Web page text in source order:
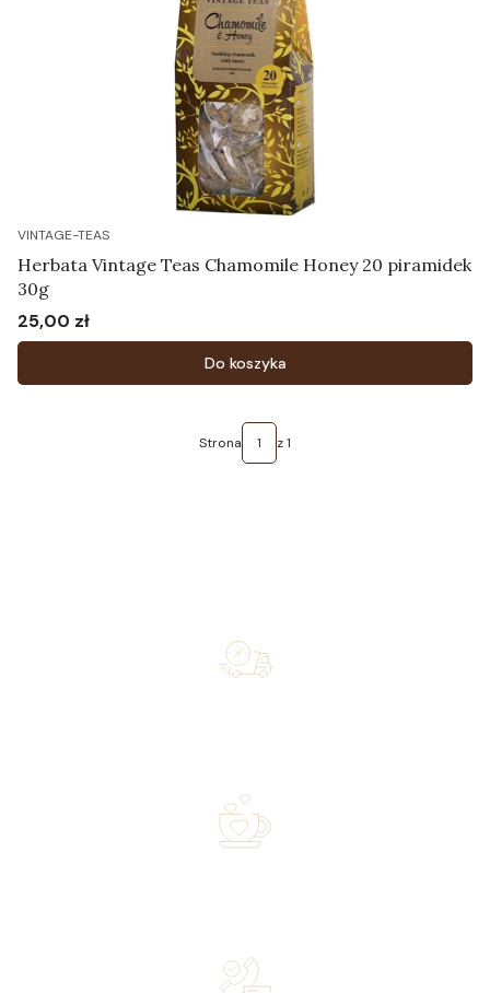
VINTAGE-TEAS
Herbata Vintage Teas Chamomile Honey 20 piramidek
30g
Cena
25,00 zł
Do koszyka
Strona z 1